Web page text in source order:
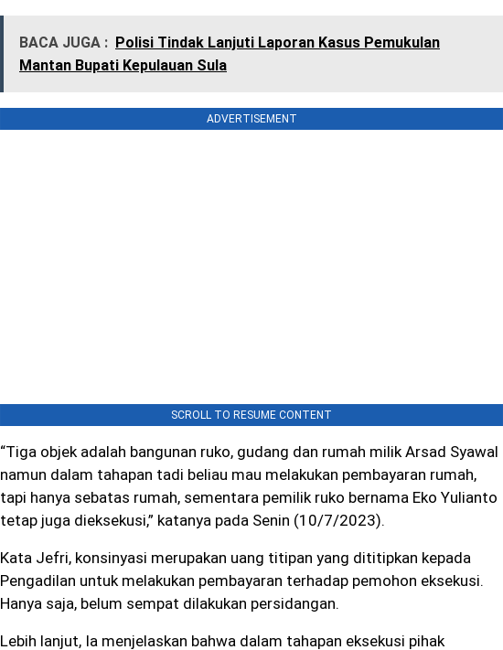
BACA JUGA : Polisi Tindak Lanjuti Laporan Kasus Pemukulan
Mantan Bupati Kepulauan Sula
ADVERTISEMENT
SCROLL TO RESUME CONTENT
“Tiga objek adalah bangunan ruko, gudang dan rumah milik Arsad Syawal
namun dalam tahapan tadi beliau mau melakukan pembayaran rumah,
tapi hanya sebatas rumah, sementara pemilik ruko bernama Eko Yulianto
tetap juga dieksekusi,” katanya pada Senin (10/7/2023).
Kata Jefri, konsinyasi merupakan uang titipan yang dititipkan kepada
Pengadilan untuk melakukan pembayaran terhadap pemohon eksekusi.
Hanya saja, belum sempat dilakukan persidangan.
Lebih lanjut, Ia menjelaskan bahwa dalam tahapan eksekusi pihak